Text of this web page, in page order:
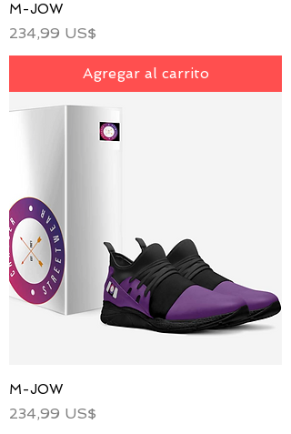
M-JOW
Precio
234,99 US$
Agregar al carrito
M-JOW
Precio
234,99 US$